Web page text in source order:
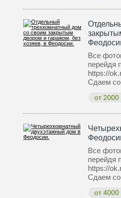
Все
перейдя
https://
Сдаем
от 2000
Все
перейдя
https://
Сдаем
от 4000